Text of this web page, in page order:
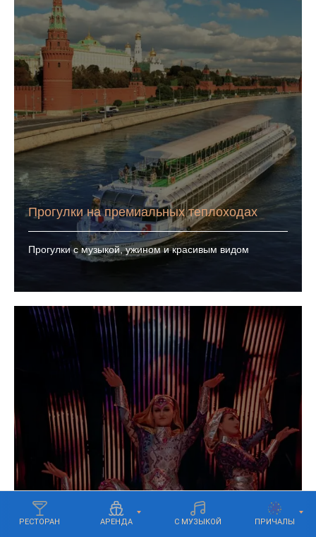
РЕСТОРАН АРЕНДА С МУЗЫКОЙ ПРИЧАЛЫ
Прогулки на премиальных теплоходах
Прогулки с музыкой, ужином и красивым видом